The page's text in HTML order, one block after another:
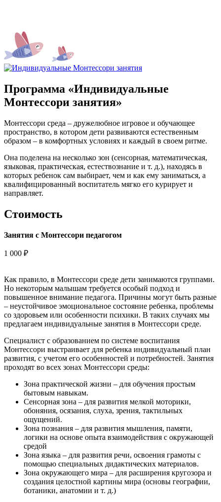
Программа «Индивидуальные
Монтессори занятия»
Монтессори среда – дружелюбное игровое и обучающее
пространство, в котором дети развиваются естественным
образом – в комфортных условиях и каждый в своем ритме.
Она поделена на несколько зон (сенсорная, математическая,
языковая, практическая, естествознание и т. д.), находясь в
которых ребенок сам выбирает, чем и как ему заниматься, а
квалифицированный воспитатель мягко его курирует и
направляет.
Стоимость
Занятия с Монтессори педагогом
1 000 ₽
Как правило, в Монтессори среде дети занимаются группами.
Но некоторым малышам требуется особый подход и
повышенное внимание педагога. Причины могут быть разные
– неустойчивое эмоциональное состояние ребенка, проблемы
со здоровьем или особенности психики. В таких случаях мы
предлагаем индивидуальные занятия в Монтессори среде.
Специалист с образованием по системе воспитания
Монтессори выстраивает для ребенка индивидуальный план
развития, с учетом его особенностей и потребностей. Занятия
проходят во всех зонах Монтессори среды:
Зона практической жизни – для обучения простым
бытовым навыкам.
Сенсорная зона – для развития мелкой моторики,
обоняния, осязания, слуха, зрения, тактильных
ощущений.
Зона познания – для развития мышления, памяти,
логики на основе опыта взаимодействия с окружающей
средой
Зона языка – для развития речи, освоения грамоты с
помощью специальных дидактических материалов.
Зона окружающего мира – для расширения кругозора и
создания целостной картины мира (основы географии,
ботаники, анатомии и т. д.)